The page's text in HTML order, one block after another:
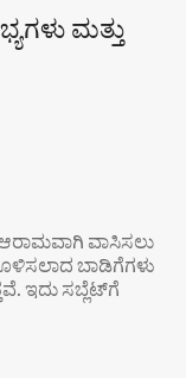
ಮತ್ತು
ವಾಸಿಸಲು
ಬಾಡಿಗೆಗಳು
ಇದು ಸಬ್ಲೆಟ್‌ಗೆ